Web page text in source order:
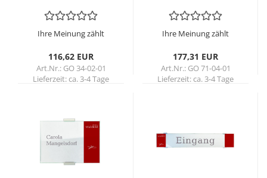
Ihre Meinung zählt
116,62 EUR
Art.Nr.: GO 34-02-01
Lieferzeit:ca. 3-4 Tage
Ihre Meinung zählt
177,31 EUR
Art.Nr.: GO 71-04-01
Lieferzeit:ca. 3-4 Tage